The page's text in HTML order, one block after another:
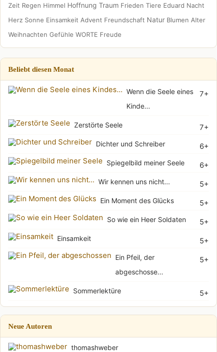
Zeit Regen Himmel Hoffnung Traum Frieden Tiere Eduard Nacht
Herz Sonne Einsamkeit Advent Freundschaft Natur Blumen Alter
Weihnachten Gefühle WORTE Freude
Beliebt diesen Monat
7+
Wenn die Seele eines
Kinde...
7+
Zerstörte Seele
6+
Dichter und Schreiber
6+
Spiegelbild meiner Seele
5+
Wir kennen uns nicht...
5+
Ein Moment des Glücks
5+
So wie ein Heer Soldaten
5+
Einsamkeit
5+
Ein Pfeil, der
abgeschosse...
5+
Sommerlektüre
Neue Autoren
thomashweber